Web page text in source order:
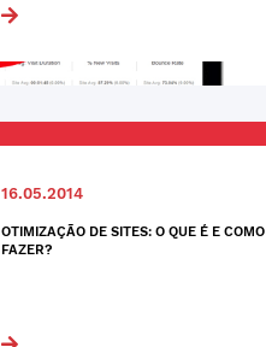
16.05.2014
OTIMIZAÇÃO DE SITES: O QUE É E COMO
FAZER?